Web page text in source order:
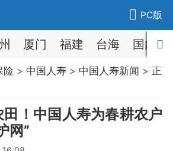
PC版
厦门 福建 台海 国内
险 > 中国人寿> 中国人寿新闻 > 正
！中国人寿为春耕农户
网”